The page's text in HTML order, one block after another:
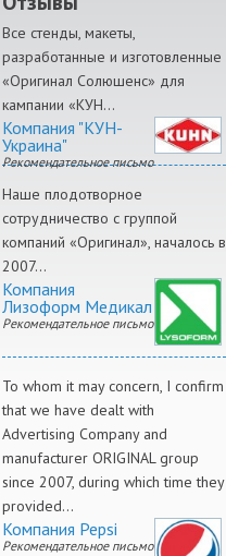
Все стенды, макеты,
разработанные и изготовленные
«Оригинал Солюшенс» для
кампании «КУН...
Компания "КУН-
Украина"
Рекомендательное письмо
Наше плодотворное
сотрудничество с группой
компаний «Оригинал», началось в
2007...
Компания
Лизоформ Медикал
Рекомендательное письмо
To whom it may concern, I confirm
that we have dealt with
Advertising Company and
manufacturer ORIGINAL group
since 2007, during which time they
provided...
Компания Pepsi
Рекомендательное письмо